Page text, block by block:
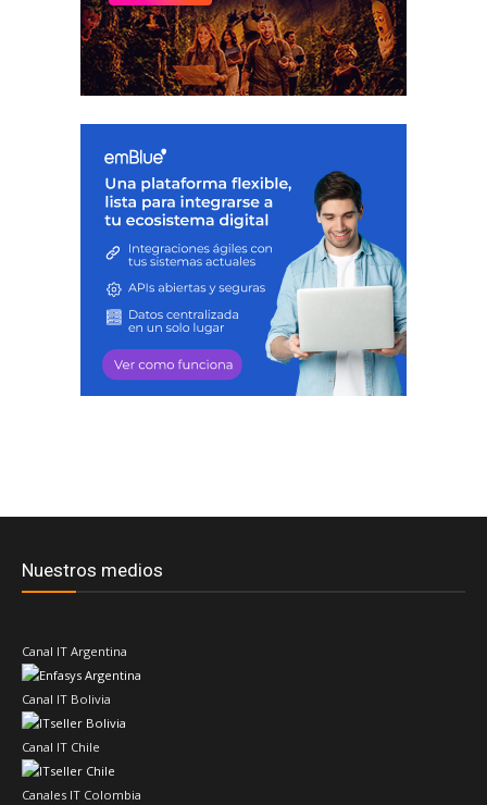
Nuestros medios
Canal IT Argentina
Canal IT Bolivia
Canal IT Chile
Canales IT Colombia